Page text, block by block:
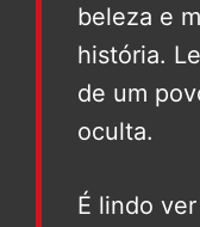
beleza e
história.
de um
oculta.
É lindo